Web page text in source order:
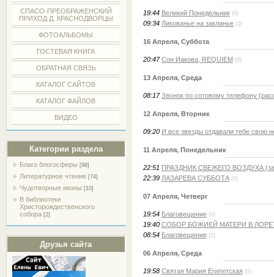
СПАСО-ПРЕОБРАЖЕНСКИЙ
ПРИХОД Д. КРАСНОДВОРЦЫ
ФОТОАЛЬБОМЫ
ГОСТЕВАЯ КНИГА
ОБРАТНАЯ СВЯЗЬ
КАТАЛОГ САЙТОВ
КАТАЛОГ ФАЙЛОВ
ВИДЕО
Категории раздела
Благо блогосферы [98]
Литературное чтение [74]
Чудотворные иконы [10]
В библиотеке
Христорождественского
собора [2]
Друзья сайта
19:44 Великий Понедельник (0)
09:34 Ликованье на закланье (0)
16 Апреля, Суббота
20:47 Сон Иакова, REQUIEM (0)
13 Апреля, Среда
08:17 Звонок по сотовому телефону
12 Апреля, Вторник
09:20 И все звезды отдавали тебе свою
11 Апреля, Понедельник
22:51 ПРАЗДНИК СВЕЖЕГО ВОЗДУХА
22:39 ЛАЗАРЕВА СУББОТА (0)
07 Апреля, Четверг
19:54 Благовещение (0)
19:40 СОБОР БОЖИЕЙ МАТЕРИ В
08:54 Благовещение (3)
06 Апреля, Среда
19:58 Святая Мария Египетская (0)